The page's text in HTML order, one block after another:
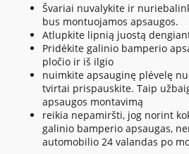
Švariai nuvalykite ir
bus montuojamos apsaugos.
Atlupkite lipnią juostą
Pridėkite galinio bamperio
pločio ir iš ilgio
nuimkite apsauginę plėvelę
tvirtai prispauskite. Taip
apsaugos montavimą
reikia nepamiršti, jog norint
galinio bamperio apsaugas,
automobilio 24 valandas po